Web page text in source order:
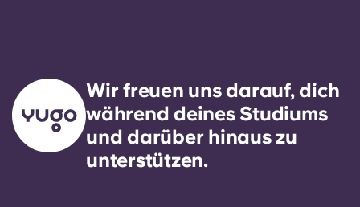
Wir freuen uns darauf, dich
während deines Studiums
und darüber hinaus zu
unterstützen.